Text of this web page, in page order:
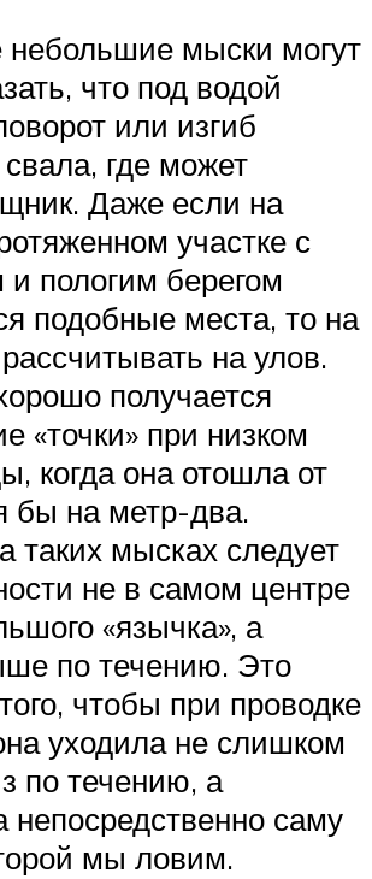
небольшие мыски могут
что под водой
или изгиб
свала, где может
Даже если на
участке с
пологим берегом
подобные места, то на
на улов.
получается
«точки» при низком
когда она отошла от
бы на метр-два.
таких мысках следует
не в самом центре
«язычка», а
по течению. Это
чтобы при проводке
уходила не слишком
по течению, а
непосредственно саму
мы ловим.